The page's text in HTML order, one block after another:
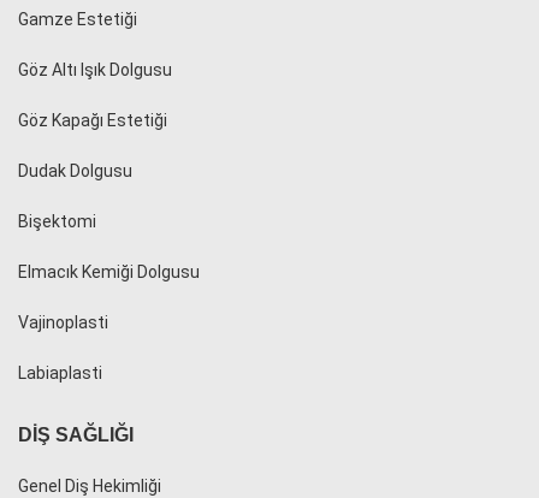
Gamze Estetiği
Göz Altı Işık Dolgusu
Göz Kapağı Estetiği
Dudak Dolgusu
Bişektomi
Elmacık Kemiği Dolgusu
Vajinoplasti
Labiaplasti
DIŞ SAĞLIĞI
Genel Diş Hekimliği